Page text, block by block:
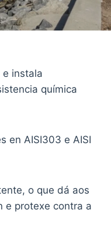
instala
química
en AISI303 e AISI
o que dá aos
e protexe contra a